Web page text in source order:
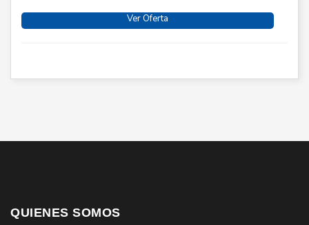
Ver Oferta
QUIENES SOMOS